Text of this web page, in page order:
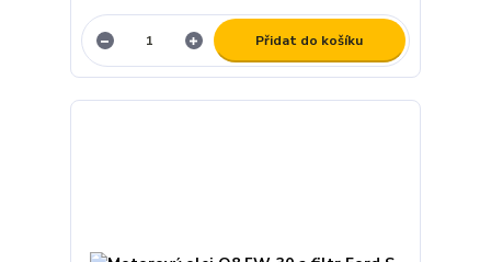
Přidat do košíku